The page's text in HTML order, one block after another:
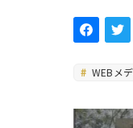
WEBメ